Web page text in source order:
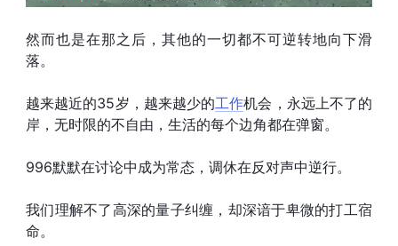
然而也是在那之后，其他的一切都不可逆转地向下滑
落。
越来越近的35岁，越来越少的工作机会，永远上不了的
岸，无时限的不自由，生活的每个边角都在弹窗。
996默默在讨论中成为常态，调休在反对声中逆行。
我们理解不了高深的量子纠缠，却深谙于卑微的打工宿
命。